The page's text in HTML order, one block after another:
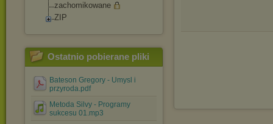
zachomikowane
ZIP
Ostatnio pobierane pliki
Bateson Gregory - Umysl i
przyroda.pdf
Metoda Silvy - Programy
sukcesu 01.mp3